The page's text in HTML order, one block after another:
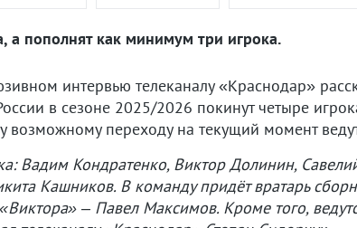
а пополнят как минимум три игрока.
интервью телеканалу «Краснодар»
в сезоне 2025/2026 покинут четыре
возможному переходу на текущий момент
Вадим Кондратенко, Виктор Долинин,
Кашников. В команду придёт вратарь
– Павел Максимов. Кроме того,